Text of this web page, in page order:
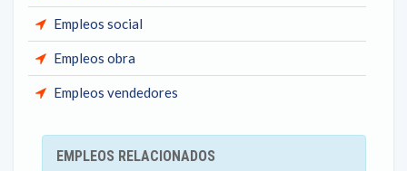
Empleos social
Empleos obra
Empleos vendedores
EMPLEOS RELACIONADOS